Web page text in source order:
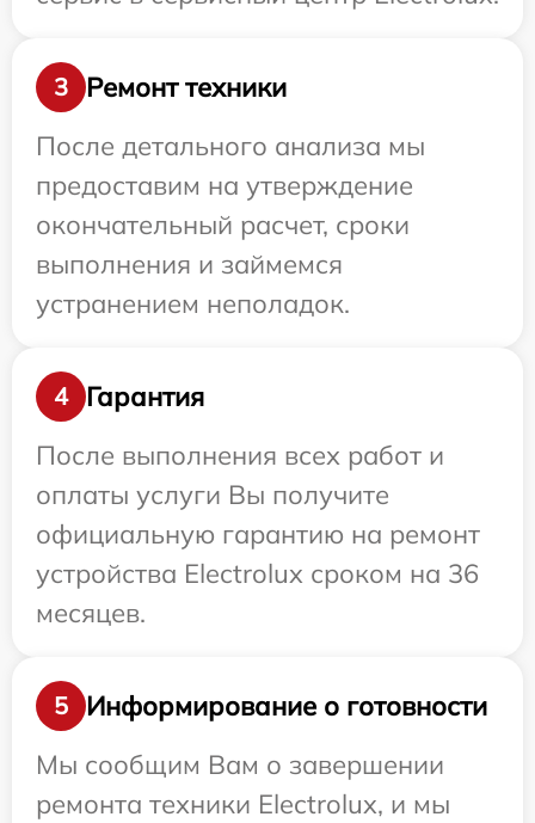
3
Ремонт техники
После детального анализа мы
предоставим на утверждение
окончательный расчет, сроки
выполнения и займемся
устранением неполадок.
4
Гарантия
После выполнения всех работ и
оплаты услуги Вы получите
официальную гарантию на ремонт
устройства Electrolux сроком на 36
месяцев.
5
Информирование о готовности
Мы сообщим Вам о завершении
ремонта техники Electrolux, и мы